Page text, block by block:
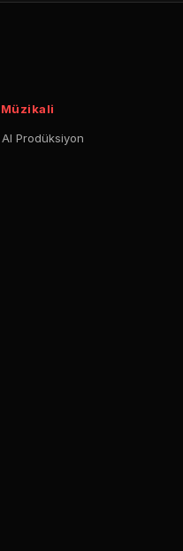
AI Prodüksiyon